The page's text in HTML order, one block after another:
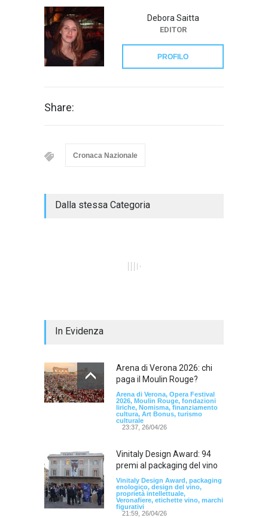
Debora Saitta
EDITOR
PROFILO
Share:
Cronaca Nazionale
Dalla stessa Categoria
In Evidenza
Arena di Verona 2026: chi
paga il Moulin Rouge?
Arena di Verona, Opera Festival
2026, Moulin Rouge, fondazioni
liriche, Nomisma, finanziamento
cultura, Art Bonus, turismo
culturale
23:37, 26/04/26
Vinitaly Design Award: 94
premi al packaging del vino
Vinitaly Design Award, packaging
enologico, design del vino,
proprietà intellettuale,
Veronafiere, etichette vino, marchi
figurativi
21:59, 26/04/26